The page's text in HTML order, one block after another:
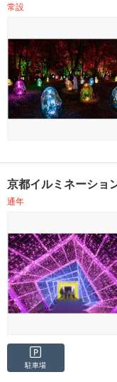
常設
京都イルミネーショ
通年
駐車場